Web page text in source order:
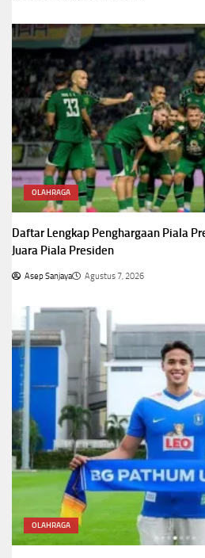
OLAHRAGA
Daftar Lengkap Penghargaan Piala
Juara Piala Presiden
Asep Sanjaya Agustus 7, 2026
OLAHRAGA